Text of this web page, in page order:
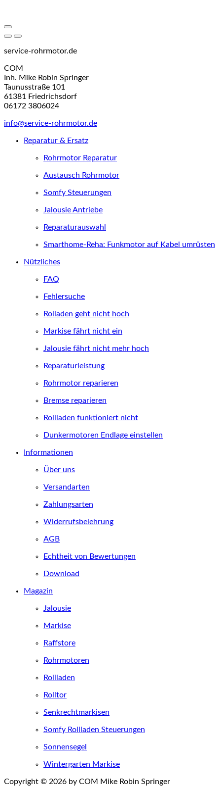
service-rohrmotor.de
COM
Inh. Mike Robin Springer
Taunusstraße 101
61381 Friedrichsdorf
06172 3806024
info@service-rohrmotor.de
Reparatur & Ersatz
Rohrmotor Reparatur
Austausch Rohrmotor
Somfy Steuerungen
Jalousie Antriebe
Reparaturauswahl
Smarthome-Reha: Funkmotor auf Kabel umrüsten
Nützliches
FAQ
Fehlersuche
Rolladen geht nicht hoch
Markise fährt nicht ein
Jalousie fährt nicht mehr hoch
Reparaturleistung
Rohrmotor reparieren
Bremse reparieren
Rollladen funktioniert nicht
Dunkermotoren Endlage einstellen
Informationen
Über uns
Versandarten
Zahlungsarten
Widerrufsbelehrung
AGB
Echtheit von Bewertungen
Download
Magazin
Jalousie
Markise
Raffstore
Rohrmotoren
Rollladen
Rolltor
Senkrechtmarkisen
Somfy Rollladen Steuerungen
Sonnensegel
Wintergarten Markise
Copyright © 2026 by COM Mike Robin Springer